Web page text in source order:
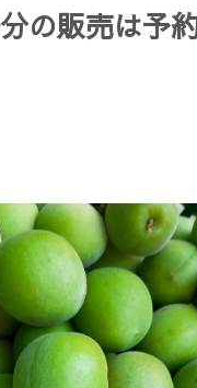
の販売は予